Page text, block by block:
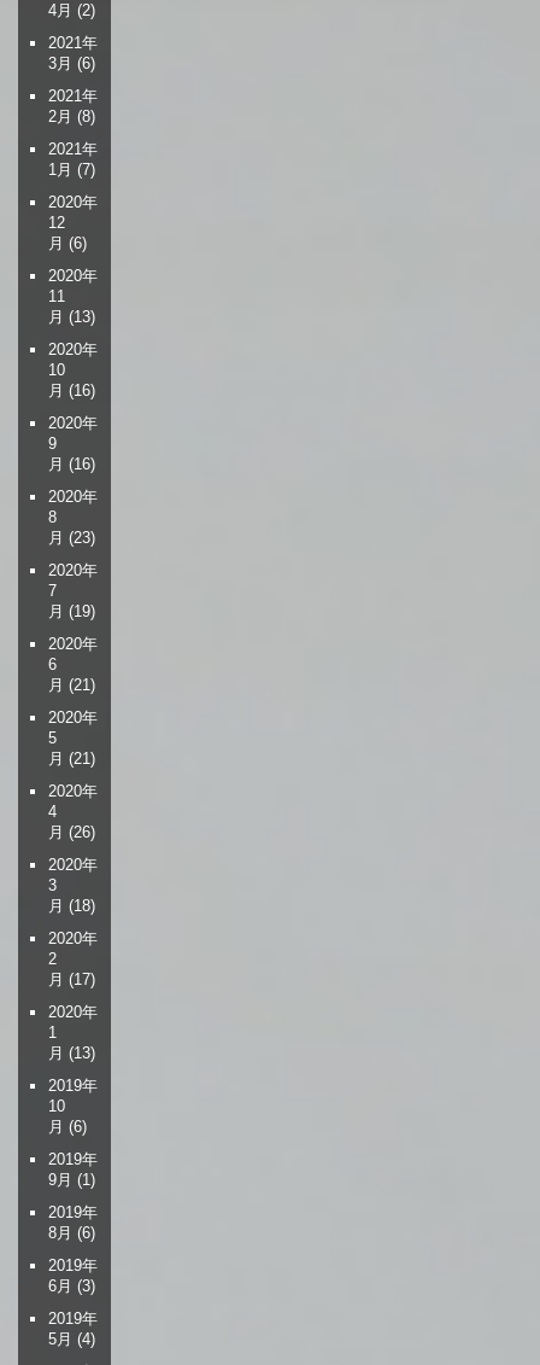
4月 (2)
2021年
3月 (6)
2021年
2月 (8)
2021年
1月 (7)
2020年
12
月 (6)
2020年
11
月 (13)
2020年
10
月 (16)
2020年
9
月 (16)
2020年
8
月 (23)
2020年
7
月 (19)
2020年
6
月 (21)
2020年
5
月 (21)
2020年
4
月 (26)
2020年
3
月 (18)
2020年
2
月 (17)
2020年
1
月 (13)
2019年
10
月 (6)
2019年
9月 (1)
2019年
8月 (6)
2019年
6月 (3)
2019年
5月 (4)